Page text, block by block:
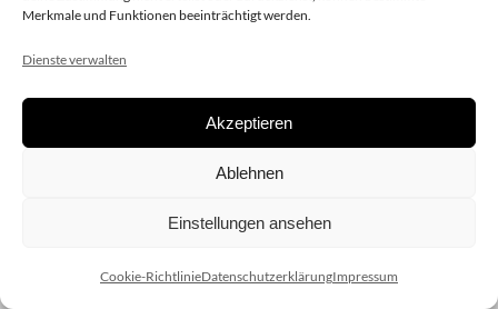
Merkmale und Funktionen beeinträchtigt werden.
Dienste verwalten
Akzeptieren
Ablehnen
Einstellungen ansehen
Cookie-RichtlinieDatenschutzerklärungImpressum
Copyright 2020 dieSCHAUsteller.at |Datenschützerklärung|
| Design:www.ARGEntur.at